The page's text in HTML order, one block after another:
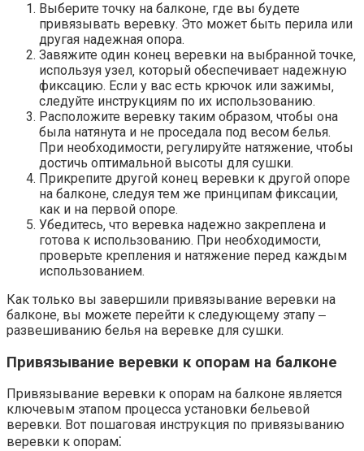
Выберите точку на балконе‚ где вы будете
привязывать веревку.​ Это может быть перила или
другая надежная опора.​
Завяжите один конец веревки на выбранной точке‚
используя узел‚ который обеспечивает надежную
фиксацию.​ Если у вас есть крючок или зажимы‚
следуйте инструкциям по их использованию.
Расположите веревку таким образом‚ чтобы она
была натянута и не проседала под весом белья.​
При необходимости‚ регулируйте натяжение‚ чтобы
достичь оптимальной высоты для сушки.​
Прикрепите другой конец веревки к другой опоре
на балконе‚ следуя тем же принципам фиксации‚
как и на первой опоре.​
Убедитесь‚ что веревка надежно закреплена и
готова к использованию.​ При необходимости‚
проверьте крепления и натяжение перед каждым
использованием.​
Как только вы завершили привязывание веревки на
балконе‚ вы можете перейти к следующему этапу ‒
развешиванию белья на веревке для сушки.​
Привязывание веревки к опорам на балконе
Привязывание веревки к опорам на балконе является
ключевым этапом процесса установки бельевой
веревки.​ Вот пошаговая инструкция по привязыванию
веревки к опорам⁚